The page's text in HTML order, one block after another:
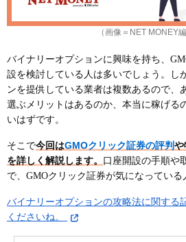
（画像＝NET MONEY編
バイナリーオプションに興味を持ち、
設を検討している人は多いでしょう。し
ンを提供している業者は複数あるので、
選ぶメリットはあるのか、本当に稼げる
いはずです。
そこで今回はGMOクリック証券の評判 や
を詳しく解説します。
口座開設の手順や
で、GMOクリック証券が気になっている
バイナリーオプションの攻略法に関する
くださいね。